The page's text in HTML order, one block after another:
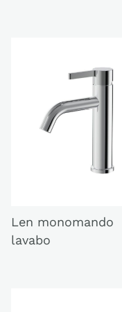
Len monomando
lavabo